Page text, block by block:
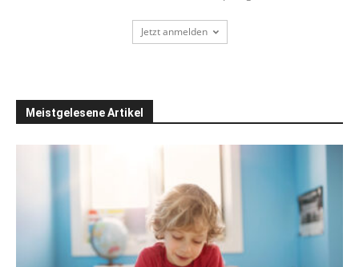
Jetzt anmelden
Meistgelesene Artikel